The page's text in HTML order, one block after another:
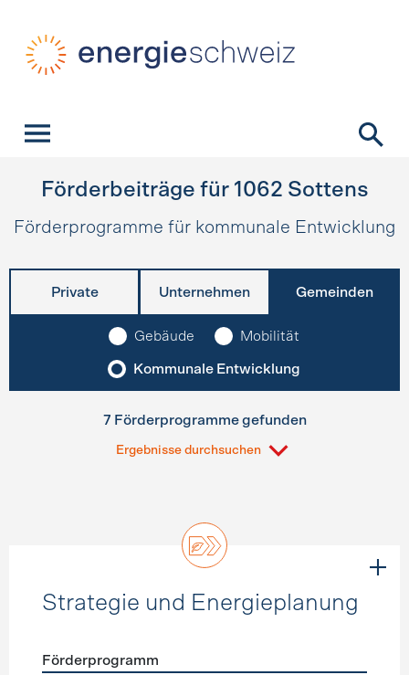
Förderbeiträge für 1062 Sottens
Förderprogramme für kommunale Entwicklung
Private Unternehmen Gemeinden
Gebäude Mobilität
Kommunale Entwicklung
7 Förderprogramme gefunden
Ergebnisse durchsuchen
Strategie und Energieplanung
Förderprogramm